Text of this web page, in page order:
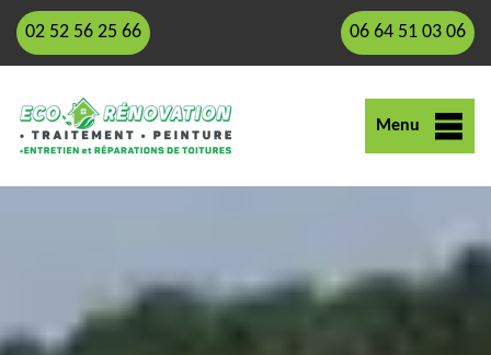
02 52 56 25 66 06 64 51 03 06
Menu